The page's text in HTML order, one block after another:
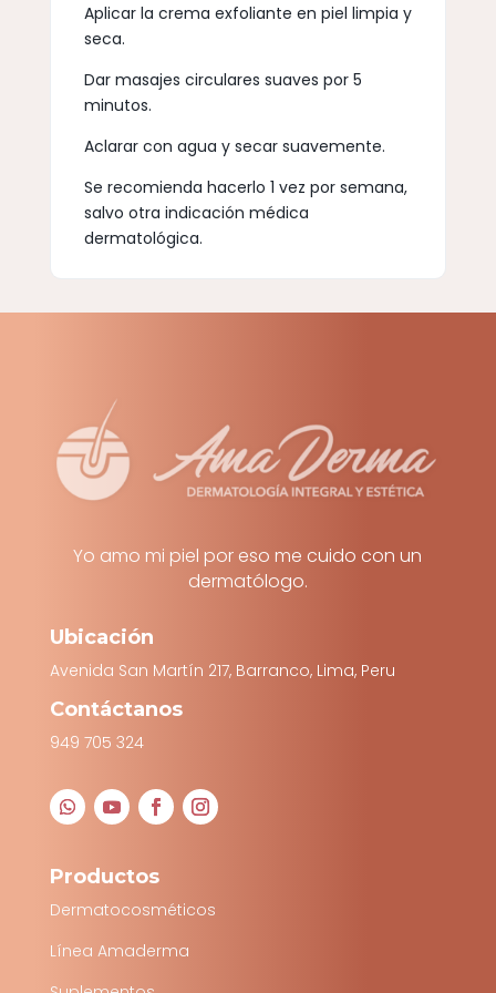
Aplicar la crema exfoliante en piel limpia y
seca.
Dar masajes circulares suaves por 5
minutos.
Aclarar con agua y secar suavemente.
Se recomienda hacerlo 1 vez por semana,
salvo otra indicación médica
dermatológica.
Yo amo mi piel por eso me cuido con un
dermatólogo.
Ubicación
Avenida San Martín 217, Barranco, Lima, Peru
Contáctanos
949 705 324
Productos
Dermatocosméticos
Línea Amaderma